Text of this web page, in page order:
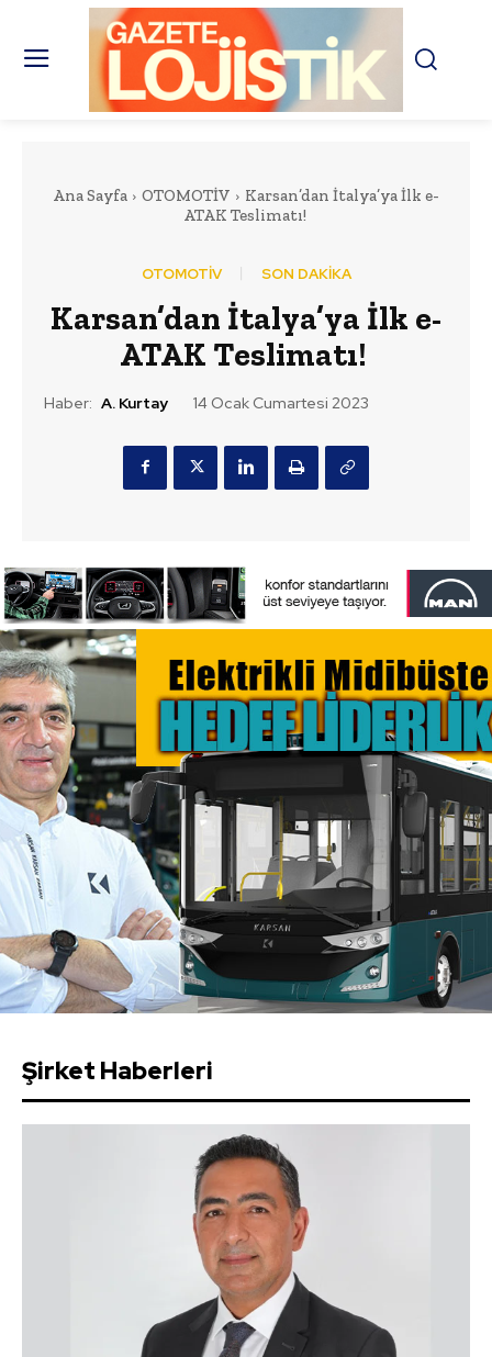
Ana Sayfa OTOMOTİV
Karsan’dan İtalya’ya İlk e-
ATAK Teslimatı!
OTOMOTİV SON DAKİKA
Karsan’dan İtalya’ya İlk e-
ATAK Teslimatı!
Haber: A. Kurtay 14 Ocak Cumartesi 2023
Şirket Haberleri